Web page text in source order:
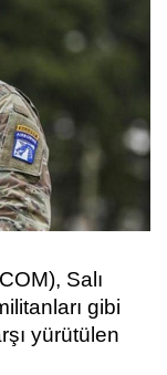
Salı
gibi
yürütülen